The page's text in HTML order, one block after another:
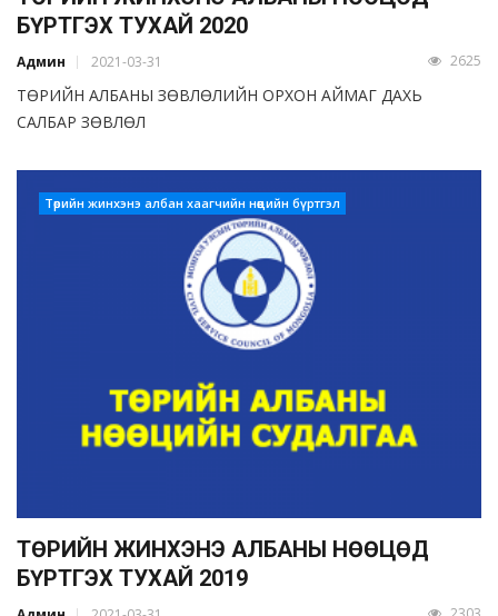
БҮРТГЭХ ТУХАЙ 2020
Админ 2021-03-31 2625
ТӨРИЙН АЛБАНЫ ЗӨВЛӨЛИЙН ОРХОН АЙМАГ ДАХЬ
САЛБАР ЗӨВЛӨЛ
Төрийн жинхэнэ албан хаагчийн нөөцийн бүртгэл
ТӨРИЙН ЖИНХЭНЭ АЛБАНЫ НӨӨЦӨД
БҮРТГЭХ ТУХАЙ 2019